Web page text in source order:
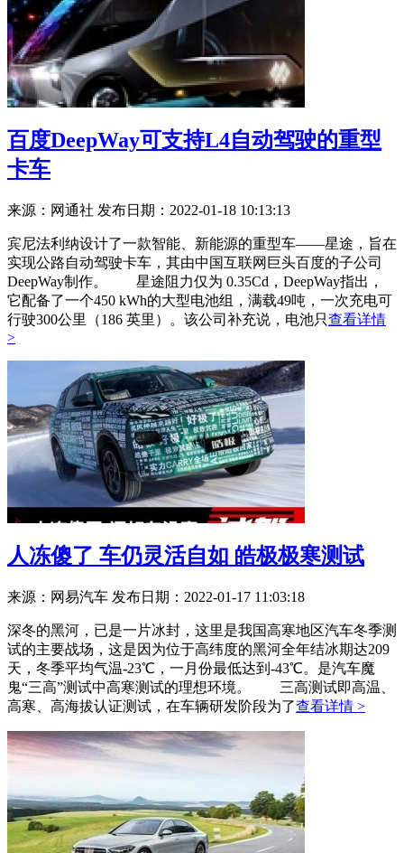
百度DeepWay可支持L4自动驾驶的重型
卡车
来源：网通社 发布日期：2022-01-18 10:13:13
宾尼法利纳设计了一款智能、新能源的重型车——星途，旨在
实现公路自动驾驶卡车，其由中国互联网巨头百度的子公司
DeepWay制作。 星途阻力仅为 0.35Cd，DeepWay指出，
它配备了一个450 kWh的大型电池组，满载49吨，一次充电可
行驶300公里（186 英里）。该公司补充说，电池只查看详情
>
人冻傻了 车仍灵活自如 皓极极寒测试
来源：网易汽车 发布日期：2022-01-17 11:03:18
深冬的黑河，已是一片冰封，这里是我国高寒地区汽车冬季测
试的主要战场，这是因为位于高纬度的黑河全年结冰期达209
天，冬季平均气温-23℃，一月份最低达到-43℃。是汽车魔
鬼“三高”测试中高寒测试的理想环境。 三高测试即高温、
高寒、高海拔认证测试，在车辆研发阶段为了查看详情 >